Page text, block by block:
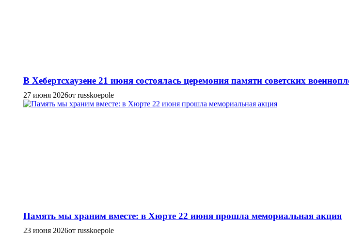
В Хебертсхаузене 21 июня состоялась церемония памяти советских
27 июня 2026от russkoepole
Память мы храним вместе: в Хюрте 22 июня прошла мемориальная акция
23 июня 2026от russkoepole